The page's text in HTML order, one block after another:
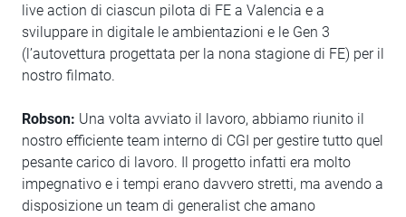
live action di ciascun pilota di FE a Valencia e a
sviluppare in digitale le ambientazioni e le Gen 3
(l’autovettura progettata per la nona stagione di FE) per il
nostro filmato.
Robson: Una volta avviato il lavoro, abbiamo riunito il
nostro efficiente team interno di CGI per gestire tutto quel
pesante carico di lavoro. Il progetto infatti era molto
impegnativo e i tempi erano davvero stretti, ma avendo a
disposizione un team di generalist che amano